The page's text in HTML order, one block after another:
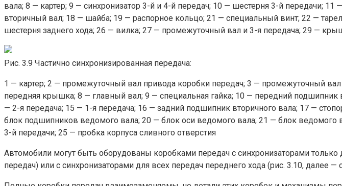
вала; 8 — картер; 9 — синхронизатор 3-й и 4-й передач; 10 — шестерня 3-й передачи;
вторичный вал; 18 — шайба; 19 — распорное кольцо; 21 — специальный винт; 22 —
шестерня заднего хода; 26 — вилка; 27 — промежуточный вал и 3-я передача; 29 —
Рис. 3.9 Частично синхронизированная передача:
1 — картер; 2 — промежуточный вал привода коробки передач; 3 — промежуточный
передняя крышка; 8 — главный вал; 9 — специальная гайка; 10 — передний
— 2-я передача; 15 — 1-я передача; 16 — задний подшипник вторичного вала; 17 —
блок подшипников ведомого вала; 20 — блок оси ведомого вала; 21 — блок
3-й передачи; 25 — пробка корпуса сливного отверстия
Автомобили могут быть оборудованы коробками передач с синхронизаторами
передач) или с синхронизаторами для всех передач переднего хода (рис. 3.10, далее —